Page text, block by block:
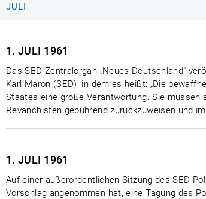
JULI
1. JULI 1961
Das SED-Zentralorgan „Neues Deutschland"
Karl Maron (SED), in dem es heißt: „Die
Staates eine große Verantwortung. Sie
Revanchisten gebührend zurückzuweisen und
1. JULI 1961
Auf einer außerordentlichen Sitzung des SED-
Vorschlag angenommen hat, eine Tagung des